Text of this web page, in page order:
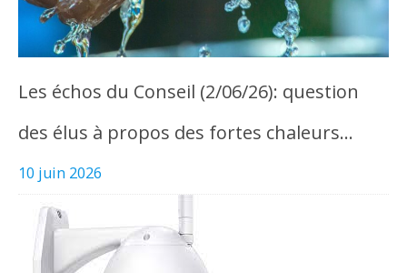
Les échos du Conseil (2/06/26): question
des élus à propos des fortes chaleurs…
10 juin 2026